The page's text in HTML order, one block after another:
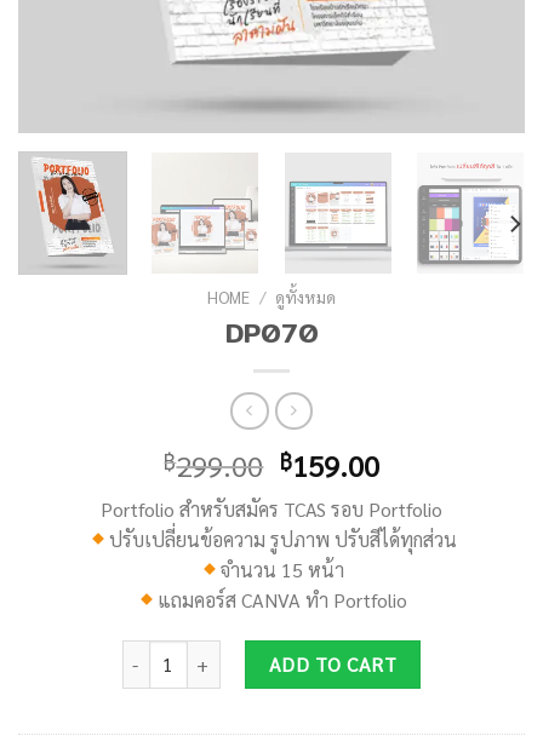
HOME / ดูทั้งหมด
DP070
฿299.00 ฿159.00
Portfolio สำหรับสมัคร TCAS รอบ Portfolio
ปรับเปลี่ยนข้อความ รูปภาพ ปรับสีได้ทุกส่วน
จำนวน 15 หน้า
แถมคอร์สCANVAทำ Portfolio
ADD TO CART